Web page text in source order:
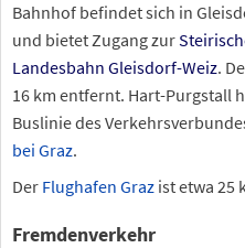
Bahnhof befindet sich in
und bietet Zugang zur
Landesbahn Gleisdorf-Weiz.
16 km entfernt. Hart-Purgstall
Buslinie des
bei Graz.
Der Flughafen Graz ist etwa 25
Fremdenverkehr